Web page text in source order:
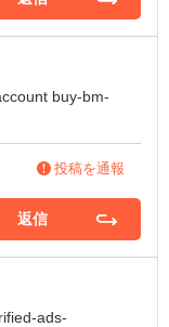
buy-bm-
投稿を通報
返信
ads-